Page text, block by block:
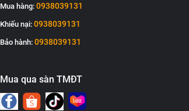
Mua hàng:0938039131
Khiếu nại:0938039131
Bảo hành:0938039131
Mua qua sàn TMĐT